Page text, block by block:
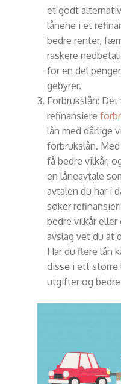
et godt
lånene i et
bedre renter,
raskere
for en del
gebyrer.
Forbrukslån:
refinansiere
lån med dårlige
forbrukslån.
få bedre vilkår,
en låneavtale
avtalen du har i
søker
bedre vilkår eller
avslag vet du at
Har du flere lån
disse i ett større
utgifter og